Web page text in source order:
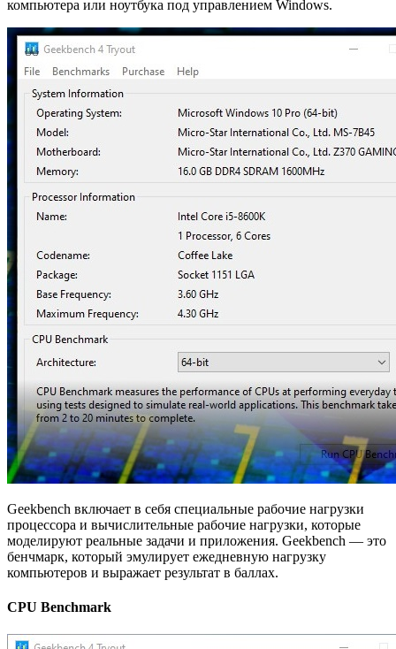
компьютера или ноутбука под управлением Windows.
Geekbench включает в себя специальные рабочие нагрузки
процессора и вычислительные рабочие нагрузки, которые
моделируют реальные задачи и приложения. Geekbench — это
бенчмарк, который эмулирует ежедневную нагрузку
компьютеров и выражает результат в баллах.
CPU Benchmark